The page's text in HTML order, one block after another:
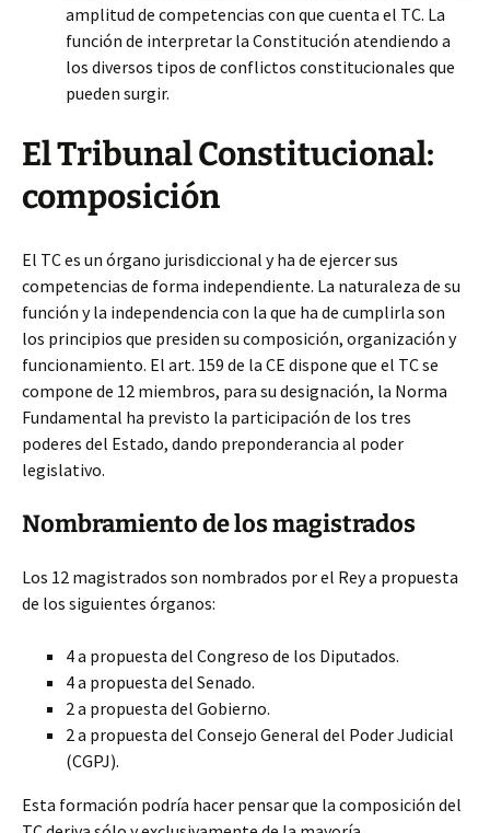
amplitud de competencias con que cuenta el TC. La
función de interpretar la Constitución atendiendo a
los diversos tipos de conflictos constitucionales que
pueden surgir.
El Tribunal Constitucional:
composición
El TC es un órgano jurisdiccional y ha de ejercer sus
competencias de forma independiente. La naturaleza de su
función y la independencia con la que ha de cumplirla son
los principios que presiden su composición, organización y
funcionamiento. El art. 159 de la CE dispone que el TC se
compone de 12 miembros, para su designación, la Norma
Fundamental ha previsto la participación de los tres
poderes del Estado, dando preponderancia al poder
legislativo.
Nombramiento de los magistrados
Los 12 magistrados son nombrados por el Rey a propuesta
de los siguientes órganos:
4 a propuesta del Congreso de los Diputados.
4 a propuesta del Senado.
2 a propuesta del Gobierno.
2 a propuesta del Consejo General del Poder Judicial
(CGPJ).
Esta formación podría hacer pensar que la composición del